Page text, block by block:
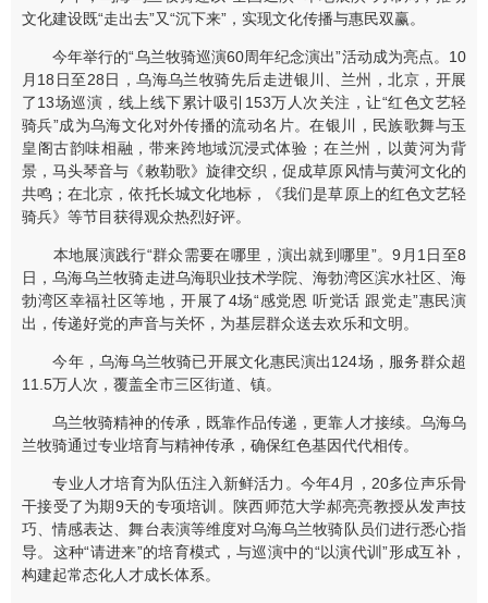
文化建设既“走出去”又“沉下来”，实现文化传播与惠民双赢。
今年举行的“乌兰牧骑巡演60周年纪念演出”活动成为亮点。10
月18日至28日，乌海乌兰牧骑先后走进银川、兰州，北京，开展
了13场巡演，线上线下累计吸引153万人次关注，让“红色文艺轻
骑兵”成为乌海文化对外传播的流动名片。在银川，民族歌舞与玉
皇阁古韵味相融，带来跨地域沉浸式体验；在兰州，以黄河为背
景，马头琴音与《敕勒歌》旋律交织，促成草原风情与黄河文化的
共鸣；在北京，依托长城文化地标，《我们是草原上的红色文艺轻
骑兵》等节目获得观众热烈好评。
本地展演践行“群众需要在哪里，演出就到哪里”。9月1日至8
日，乌海乌兰牧骑走进乌海职业技术学院、海勃湾区滨水社区、海
勃湾区幸福社区等地，开展了4场“感党恩 听党话 跟党走”惠民演
出，传递好党的声音与关怀，为基层群众送去欢乐和文明。
今年，乌海乌兰牧骑已开展文化惠民演出124场，服务群众超
11.5万人次，覆盖全市三区街道、镇。
乌兰牧骑精神的传承，既靠作品传递，更靠人才接续。乌海乌
兰牧骑通过专业培育与精神传承，确保红色基因代代相传。
专业人才培育为队伍注入新鲜活力。今年4月，20多位声乐骨
干接受了为期9天的专项培训。陕西师范大学郝亮亮教授从发声技
巧、情感表达、舞台表演等维度对乌海乌兰牧骑队员们进行悉心指
导。这种“请进来”的培育模式，与巡演中的“以演代训”形成互补，
构建起常态化人才成长体系。